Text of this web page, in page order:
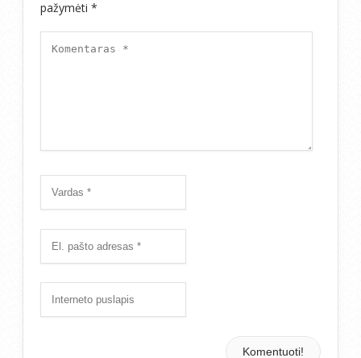
pažymėti *